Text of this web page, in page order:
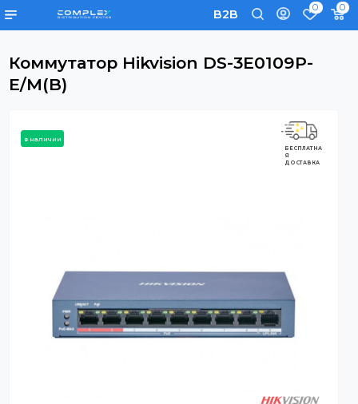
B2B
0
Коммутатор Hikvision DS-3E0109P-
E/M(B)
БЕСПЛАТНА